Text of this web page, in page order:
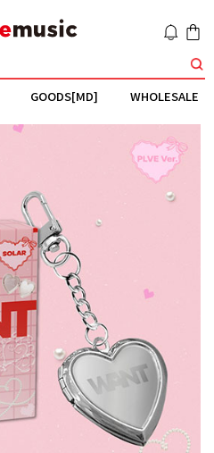
GOODS[MD] WHOLESALE